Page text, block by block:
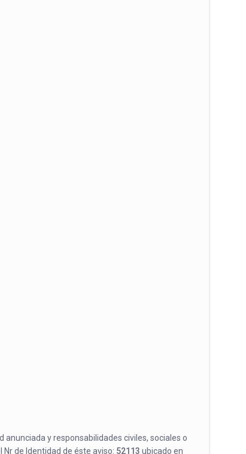
y responsabilidades civiles, sociales o
de Identidad de éste aviso: 52113 ubicado en